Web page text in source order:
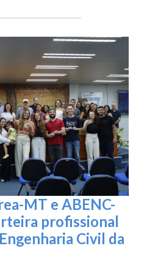
MT e ABENC-
profissional
Civil da